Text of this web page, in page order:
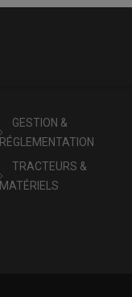
GESTION &
RÉGLEMENTATION
TRACTEURS &
MATÉRIELS